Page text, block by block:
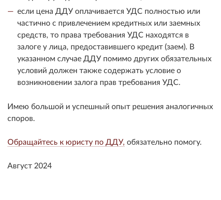
если цена ДДУ оплачивается УДС полностью или
частично с привлечением кредитных или заемных
средств, то права требования УДС находятся в
залоге у лица, предоставившего кредит (заем). В
указанном случае ДДУ помимо других обязательных
условий должен также содержать условие о
возникновении залога прав требования УДС.
Имею большой и успешный опыт решения аналогичных
споров.
Обращайтесь к юристу по ДДУ, обязательно помогу.
Август 2024